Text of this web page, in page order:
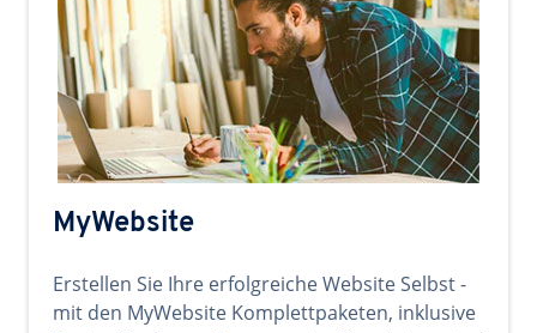
MyWebsite
Erstellen Sie Ihre erfolgreiche Website Selbst -
mit den MyWebsite Komplettpaketen, inklusive